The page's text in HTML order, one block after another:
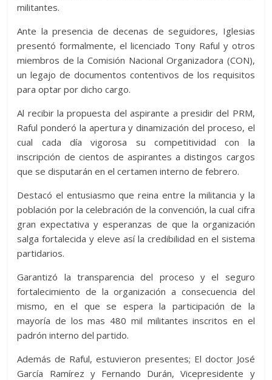
militantes.
Ante la presencia de decenas de seguidores, Iglesias
presentó formalmente, el licenciado Tony Raful y otros
miembros de la Comisión Nacional Organizadora (CON),
un legajo de documentos contentivos de los requisitos
para optar por dicho cargo.
Al recibir la propuesta del aspirante a presidir del PRM,
Raful ponderó la apertura y dinamización del proceso, el
cual cada día vigorosa su competitividad con la
inscripción de cientos de aspirantes a distingos cargos
que se disputarán en el certamen interno de febrero.
Destacó el entusiasmo que reina entre la militancia y la
población por la celebración de la convención, la cual cifra
gran expectativa y esperanzas de que la organización
salga fortalecida y eleve así la credibilidad en el sistema
partidarios.
Garantizó la transparencia del proceso y el seguro
fortalecimiento de la organización a consecuencia del
mismo, en el que se espera la participación de la
mayoría de los mas 480 mil militantes inscritos en el
padrón interno del partido.
Además de Raful, estuvieron presentes; El doctor José
García Ramírez y Fernando Durán, Vicepresidente y